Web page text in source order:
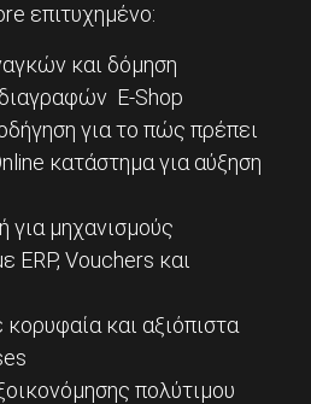
επιτυχημένο:
και δόμηση
E-Shop
για το πώς πρέπει
κατάστημα για αύξηση
για μηχανισμούς
ERP, Vouchers και
και αξιόπιστα
πολύτιμου